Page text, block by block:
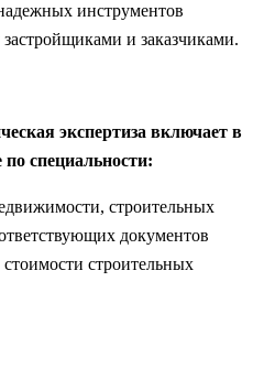
инструментов
и заказчиками.
экспертиза включает в
по специальности:
строительных
документов
строительных